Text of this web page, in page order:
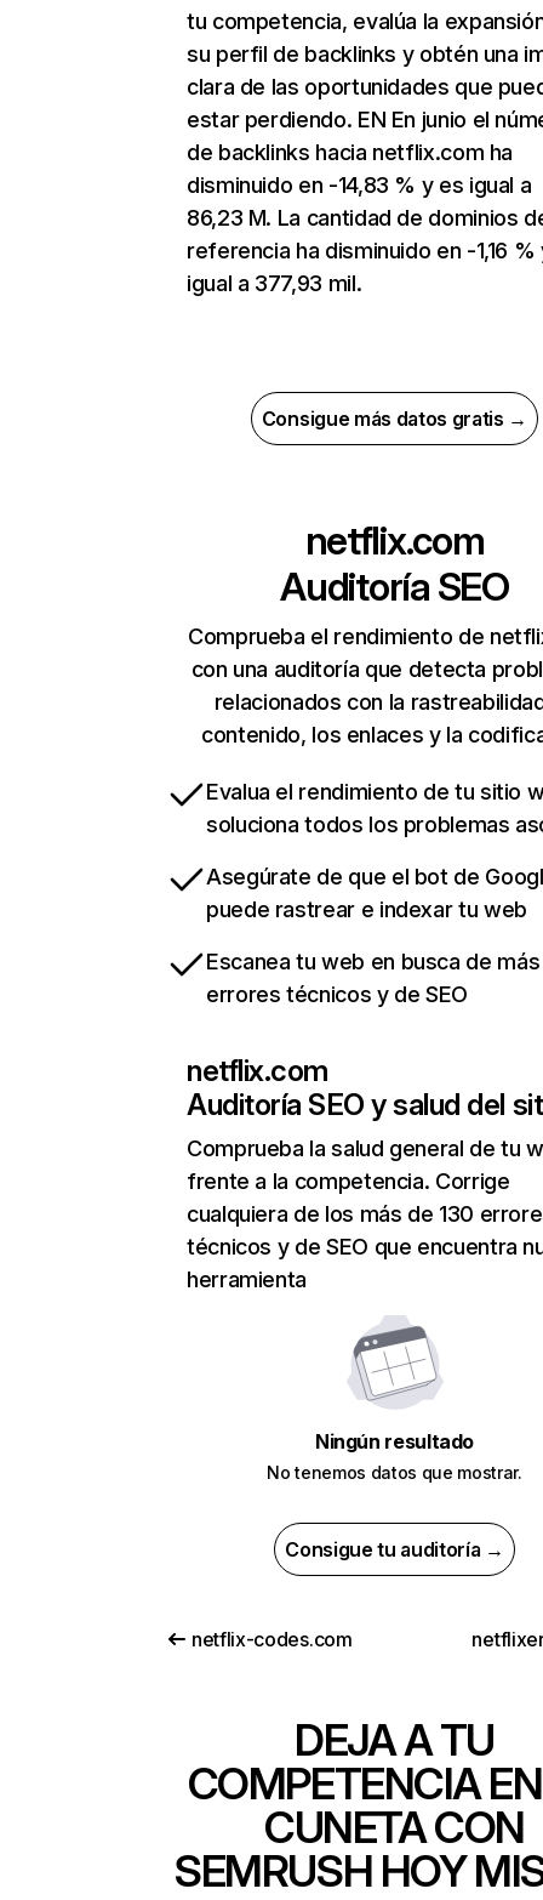
tu competencia, evalúa la
su perfil de backlinks y obtén una
clara de las oportunidades que
estar perdiendo. EN En junio el
de backlinks hacia netflix.com ha
disminuido en -14,83 % y es igual a
86,23 M. La cantidad de dominios
referencia ha disminuido en -1,16 %
igual a 377,93 mil.
Consigue más datos gratis →
netflix.com
Auditoría SEO
Comprueba el rendimiento de
con una auditoría que detecta
relacionados con la
contenido, los enlaces y la
Evalua el rendimiento de tu sitio
soluciona todos los problemas
Asegúrate de que el bot de
puede rastrear e indexar tu web
Escanea tu web en busca de
errores técnicos y de SEO
netflix.com
Auditoría SEO y salud del
Comprueba la salud general de tu
frente a la competencia. Corrige
cualquiera de los más de 130
técnicos y de SEO que encuentra
herramienta
Ningún resultado
No tenemos datos que mostrar.
Consigue tu auditoría →
netflix-codes.com
DEJA A TU
COMPETENCIA
CUNETA CON
SEMRUSH HOY